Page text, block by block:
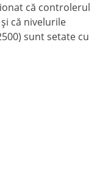
că controlerul
că nivelurile
sunt setate cu